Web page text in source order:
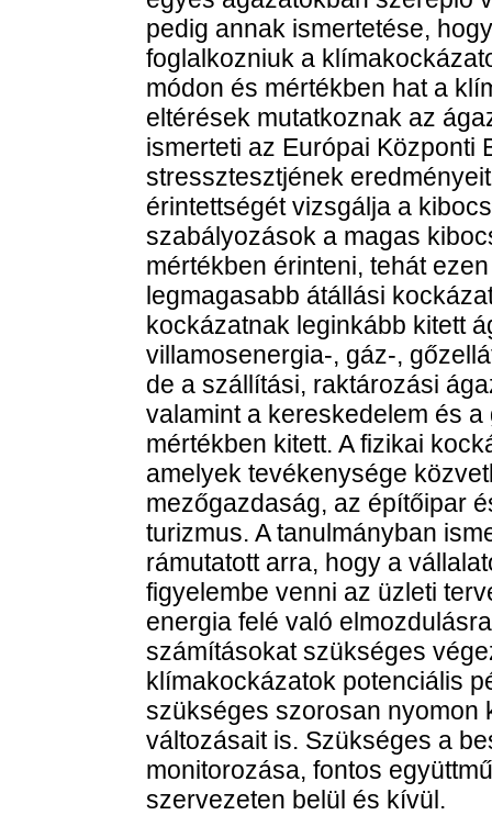
pedig annak ismertetése,
foglalkozniuk a
módon és mértékben hat a
eltérések mutatkoznak az
ismerteti az Európai Központi
stressztesztjének
érintettségét vizsgálja a
szabályozások a magas
mértékben érinteni, tehát
legmagasabb átállási
kockázatnak leginkább kitett
villamosenergia-, gáz-,
de a szállítási, raktározási
valamint a kereskedelem és
mértékben kitett. A fizikai
amelyek tevékenysége
mezőgazdaság, az építőipar
turizmus. A tanulmányban
rámutatott arra, hogy a
figyelembe venni az üzleti
energia felé való
számításokat szükséges
klímakockázatok potenciális
szükséges szorosan nyomon
változásait is. Szükséges a
monitorozása, fontos
szervezeten belül és kívül.